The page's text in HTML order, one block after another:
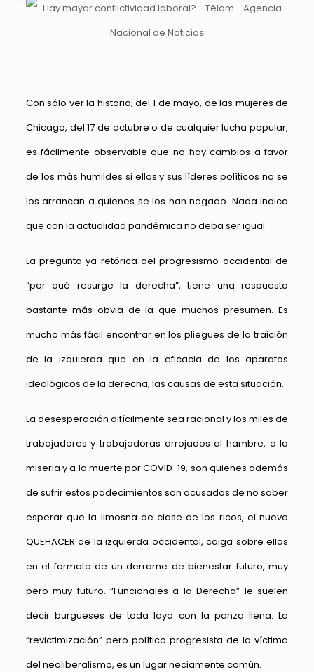
Con sólo ver la historia, del 1 de mayo, de las mujeres de
Chicago, del 17 de octubre o de cualquier lucha popular,
es fácilmente observable que no hay cambios a favor
de los más humildes si ellos y sus líderes políticos no se
los arrancan a quienes se los han negado. Nada indica
que con la actualidad pandémica no deba ser igual.
La pregunta ya retórica del progresismo occidental de
“por qué resurge la derecha”, tiene una respuesta
bastante más obvia de la que muchos presumen. Es
mucho más fácil encontrar en los pliegues de la traición
de la izquierda que en la eficacia de los aparatos
ideológicos de la derecha, las causas de esta situación.
La desesperación difícilmente sea racional y los miles de
trabajadores y trabajadoras arrojados al hambre, a la
miseria y a la muerte por COVID-19, son quienes además
de sufrir estos padecimientos son acusados de no saber
esperar que la limosna de clase de los ricos, el nuevo
QUEHACER de la izquierda occidental, caiga sobre ellos
en el formato de un derrame de bienestar futuro, muy
pero muy futuro. “Funcionales a la Derecha” le suelen
decir burgueses de toda laya con la panza llena. La
“revictimización” pero político progresista de la víctima
del neoliberalismo, es un lugar neciamente común.